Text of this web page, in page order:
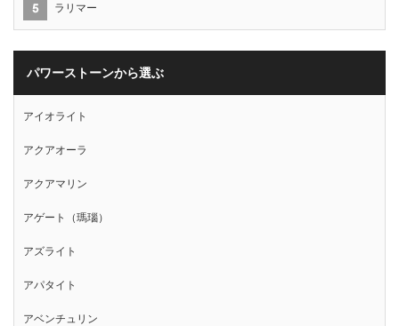
ラリマー
パワーストーンから選ぶ
アイオライト
アクアオーラ
アクアマリン
アゲート（瑪瑙）
アズライト
アパタイト
アベンチュリン